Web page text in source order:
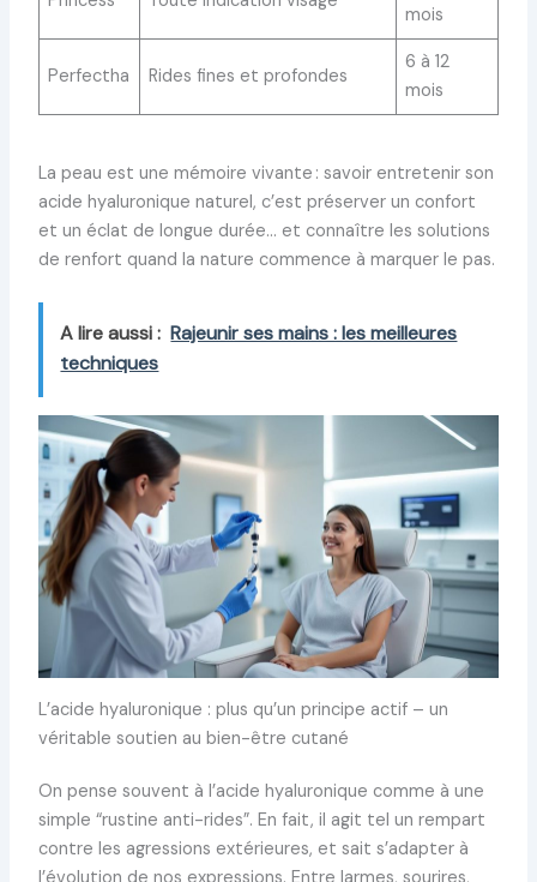
mois
Perfectha Rides fines et profondes
6 à 12
mois
La peau est une mémoire vivante : savoir entretenir son
acide hyaluronique naturel, c’est préserver un confort
et un éclat de longue durée… et connaître les solutions
de renfort quand la nature commence à marquer le pas.
A lire aussi : Rajeunir ses mains : les meilleures
techniques
L’acide hyaluronique : plus qu’un principe actif – un
véritable soutien au bien-être cutané
On pense souvent à l’acide hyaluronique comme à une
simple “rustine anti-rides”. En fait, il agit tel un rempart
contre les agressions extérieures, et sait s’adapter à